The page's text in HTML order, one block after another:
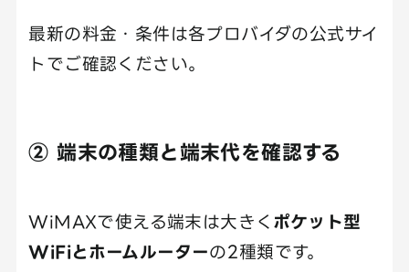
最新の料金・条件は各プロバイダの公式サイ
トでご確認ください。
② 端末の種類と端末代を確認する
WiMAXで使える端末は大きく ポケット型
WiFiとホームルーターの2種類です。